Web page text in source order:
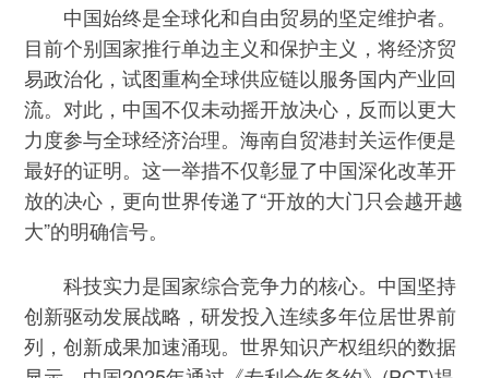
中国始终是全球化和自由贸易的坚定维护者。
目前个别国家推行单边主义和保护主义，将经济贸
易政治化，试图重构全球供应链以服务国内产业回
流。对此，中国不仅未动摇开放决心，反而以更大
力度参与全球经济治理。海南自贸港封关运作便是
最好的证明。这一举措不仅彰显了中国深化改革开
放的决心，更向世界传递了“开放的大门只会越开越
大”的明确信号。
科技实力是国家综合竞争力的核心。中国坚持
创新驱动发展战略，研发投入连续多年位居世界前
列，创新成果加速涌现。世界知识产权组织的数据